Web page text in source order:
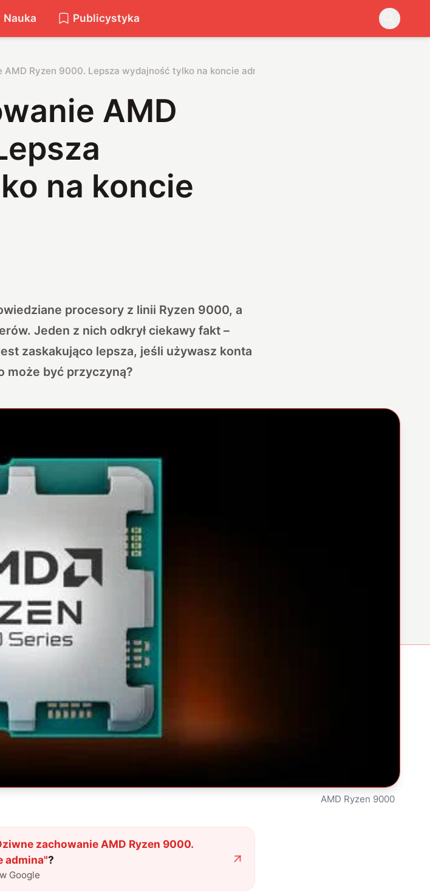
Nauka Publicystyka
Ryzen 9000. Lepsza wydajność tylko na koncie admina
AMD
na koncie
procesory z linii Ryzen 9000, a
Jeden z nich odkrył ciekawy fakt –
zaskakująco lepsza, jeśli używasz konta
może być przyczyną?
AMD Ryzen 9000
zachowanie AMD Ryzen 9000.
admina"?
Google